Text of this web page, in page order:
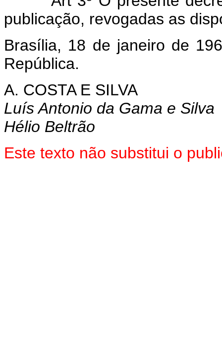
publicação, revogadas as
Brasília, 18 de janeiro de
República.
A. COSTA E SILVA
Luís Antonio da Gama e Silva
Hélio Beltrão
Este texto não substitui o